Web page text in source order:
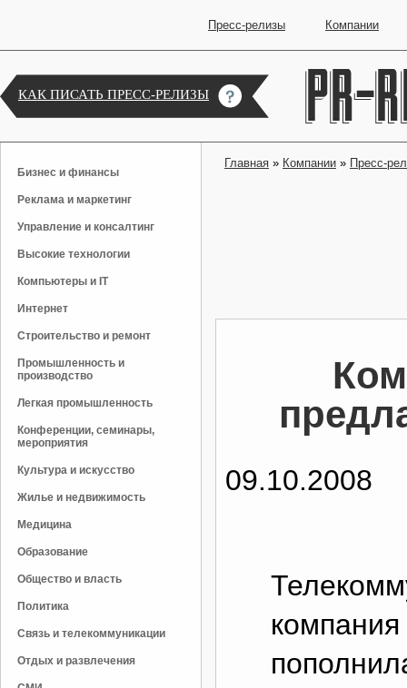
Пресс-релизы Компании
КАК ПИСАТЬ ПРЕСС-РЕЛИЗЫ
Бизнес и финансы
Реклама и маркетинг
Управление и консалтинг
Высокие технологии
Компьютеры и IT
Интернет
Строительство и ремонт
Промышленность и
производство
Легкая промышленность
Конференции, семинары,
мероприятия
Культура и искусство
Жилье и недвижимость
Медицина
Образование
Общество и власть
Политика
Связь и телекоммуникации
Отдых и развлечения
Главная » Компании » Пресс-
09.10.2008